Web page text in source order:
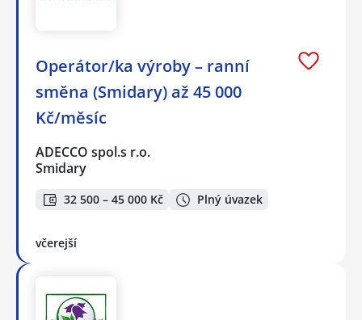
Operátor/ka výroby – ranní
směna (Smidary) až 45 000
Kč/měsíc
ADECCO spol.s r.o.
Smidary
32 500 – 45 000 Kč Plný úvazek
včerejší